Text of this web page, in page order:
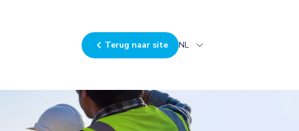
Terug naar site NL